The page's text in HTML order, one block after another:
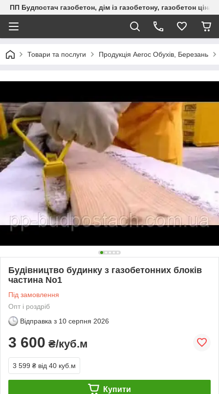
ПП Будпостач газобетон, дім із газобетону, газобетон
Товари та послуги Продукція Aeroc Обухів, Березань
Будівництво будинку з газобетонних блоків
частина No1
Під замовлення
Опт і роздріб
Відправка з 10 серпня 2026
3 600 ₴/куб.м
3 599 ₴ від 40 куб.м
Купити